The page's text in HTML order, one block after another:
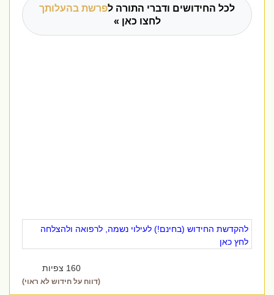
לכל החידושים ודברי התורה לפרשת בהעלותך
לחצו כאן »
להקדשת החידוש (בחינם!) לעילוי נשמה, לרפואה ולהצלחה
לחץ כאן
160 צפיות
(דווח על חידוש לא ראוי)